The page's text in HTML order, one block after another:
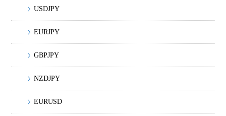
USDJPY
EURJPY
GBPJPY
NZDJPY
EURUSD